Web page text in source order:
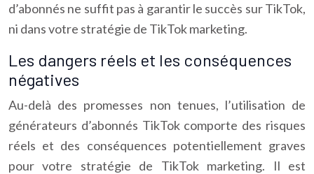
d’abonnés ne suffit pas à garantir le succès sur TikTok,
ni dans votre stratégie de TikTok marketing.
Les dangers réels et les conséquences
négatives
Au-delà des promesses non tenues, l’utilisation de
générateurs d’abonnés TikTok comporte des risques
réels et des conséquences potentiellement graves
pour votre stratégie de TikTok marketing. Il est